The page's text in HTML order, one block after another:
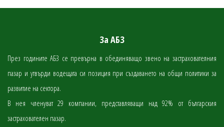
За АБЗ
През годините АБЗ се превърна в обединяващо звено на застрахователния
пазар и утвърди водещата си позиция при създаването на общи политики за
развитие на сектора.
В нея членуват 29 компании, представляващи над 92% от българския
застрахователен пазар.